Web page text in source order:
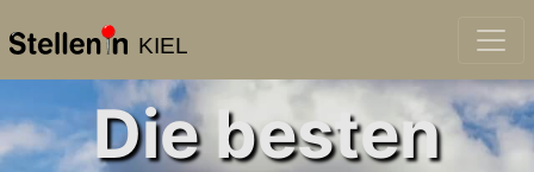
KIEL
Die besten